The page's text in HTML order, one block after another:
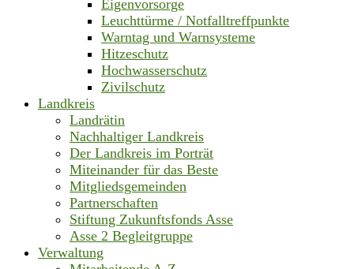
Eigenvorsorge
Leuchttürme / Notfalltreffpunkte
Warntag und Warnsysteme
Hitzeschutz
Hochwasserschutz
Zivilschutz
Landkreis
Landrätin
Nachhaltiger Landkreis
Der Landkreis im Porträt
Miteinander für das Beste
Mitgliedsgemeinden
Partnerschaften
Stiftung Zukunftsfonds Asse
Asse 2 Begleitgruppe
Verwaltung